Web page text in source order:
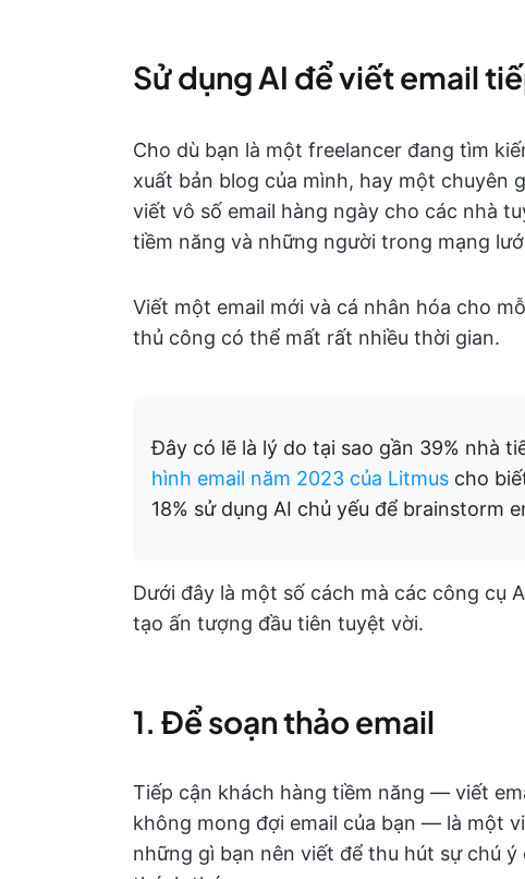
Sử dụng AI để viết email
Cho dù bạn là một freelancer đang tìm
xuất bản blog của mình, hay một chuyên
viết vô số email hàng ngày cho các nhà
tiềm năng và những người trong mạng
Viết một email mới và cá nhân hóa cho
thủ công có thể mất rất nhiều thời gian.
Đây có lẽ là lý do tại sao gần 39% nhà
hình email năm 2023 của Litmus cho
18% sử dụng AI chủ yếu để brainstorm
Dưới đây là một số cách mà các công cụ
tạo ấn tượng đầu tiên tuyệt vời.
1. Để soạn thảo email
Tiếp cận khách hàng tiềm năng — viết
không mong đợi email của bạn — là một
những gì bạn nên viết để thu hút sự chú